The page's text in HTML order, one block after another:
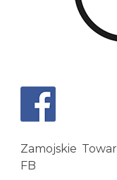
Zamojskie
FB